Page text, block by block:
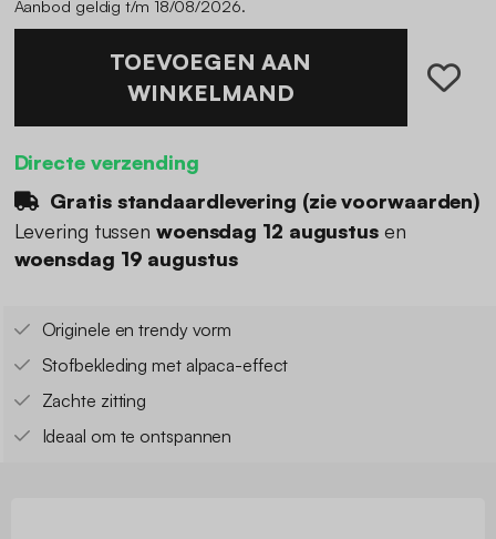
Aanbod geldig t/m 18/08/2026.
TOEVOEGEN AAN
WINKELMAND
Directe verzending
Gratis standaardlevering (zie voorwaarden)
Levering tussen woensdag 12 augustusen
woensdag 19 augustus
Originele en trendy vorm
Stofbekleding met alpaca-effect
Zachte zitting
Ideaal om te ontspannen